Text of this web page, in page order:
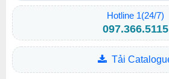
Hotline 1(24/7)
097.366.5115
Tải